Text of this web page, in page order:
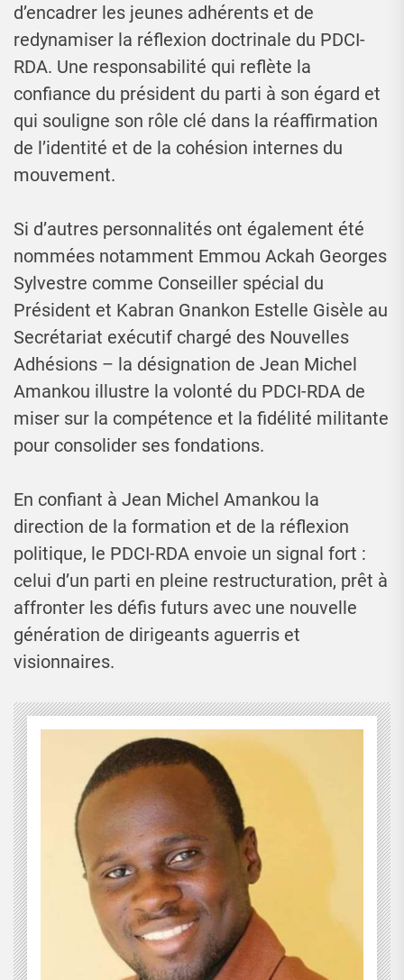
d’encadrer les jeunes adhérents et de
redynamiser la réflexion doctrinale du PDCI-
RDA. Une responsabilité qui reflète la
confiance du président du parti à son égard et
qui souligne son rôle clé dans la réaffirmation
de l’identité et de la cohésion internes du
mouvement.
Si d’autres personnalités ont également été
nommées notamment Emmou Ackah Georges
Sylvestre comme Conseiller spécial du
Président et Kabran Gnankon Estelle Gisèle au
Secrétariat exécutif chargé des Nouvelles
Adhésions – la désignation de Jean Michel
Amankou illustre la volonté du PDCI-RDA de
miser sur la compétence et la fidélité militante
pour consolider ses fondations.
En confiant à Jean Michel Amankou la
direction de la formation et de la réflexion
politique, le PDCI-RDA envoie un signal fort :
celui d’un parti en pleine restructuration, prêt à
affronter les défis futurs avec une nouvelle
génération de dirigeants aguerris et
visionnaires.